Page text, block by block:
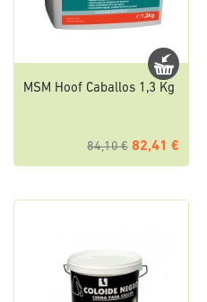
MSM Hoof Caballos 1,3 Kg
84,10 € 82,41 €